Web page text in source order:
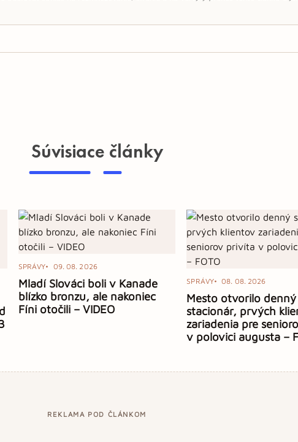
Súvisiace články
SPRÁVY 09. 08. 2026
Mladí Slováci boli v Kanade
blízko bronzu, ale nakoniec
Fíni otočili – VIDEO
SPRÁVY 08. 08. 2026
Mesto otvorilo denný
stacionár, prvých
zariadenia pre
v polovici augusta –
REKLAMA POD ČLÁNKOM